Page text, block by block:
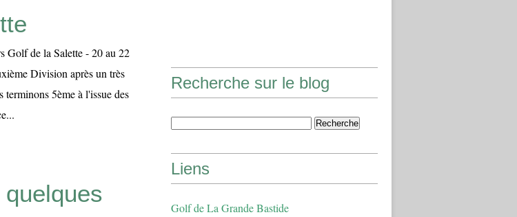
de la Salette - 20 au 22
Division après un très
terminons 5ème à l'issue des
Recherche sur le blog
Liens
Golf de La Grande Bastide